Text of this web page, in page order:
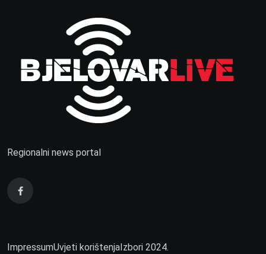
Regionalni news portal
ImpressumUvjeti korištenja Izbori 2024.